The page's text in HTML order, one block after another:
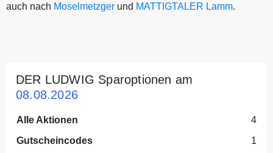
auch nach Moselmetzger und MATTIGTALER Lamm.
DER LUDWIG Sparoptionen am
08.08.2026
Alle Aktionen
4
Gutscheincodes
1